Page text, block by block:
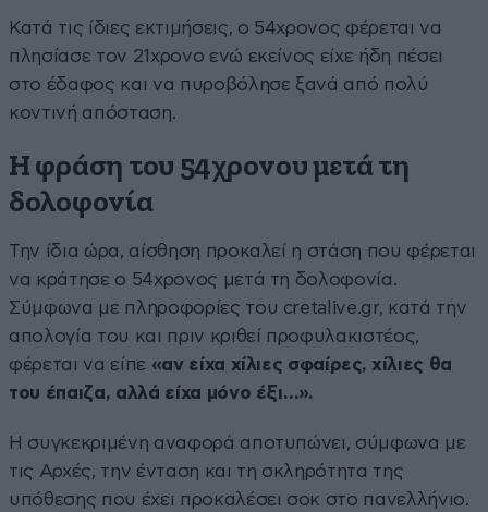
Κατά τις ίδιες εκτιμήσεις, ο 54χρονος φέρεται να
πλησίασε τον 21χρονο ενώ εκείνος είχε ήδη πέσει
στο έδαφος και να πυροβόλησε ξανά από πολύ
κοντινή απόσταση.
Η φράση του 54χρονου μετά τη
δολοφονία
Την ίδια ώρα, αίσθηση προκαλεί η στάση που φέρεται
να κράτησε ο 54χρονος μετά τη δολοφονία.
Σύμφωνα με πληροφορίες του cretalive.gr, κατά την
απολογία του και πριν κριθεί προφυλακιστέος,
φέρεται να είπε «αν είχα χίλιες σφαίρες, χίλιες θα
του έπαιζα, αλλά είχα μόνο έξι…».
Η συγκεκριμένη αναφορά αποτυπώνει, σύμφωνα με
τις Αρχές, την ένταση και τη σκληρότητα της
υπόθεσης που έχει προκαλέσει σοκ στο πανελλήνιο.